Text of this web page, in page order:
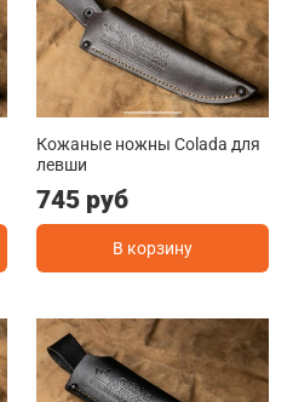
Кожаные ножны Colada для
левши
745 руб
В корзину